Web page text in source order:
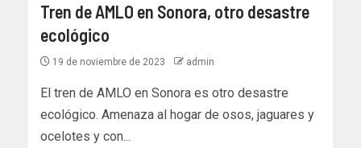
Tren de AMLO en Sonora, otro desastre
ecológico
19 de noviembre de 2023 admin
El tren de AMLO en Sonora es otro desastre
ecológico. Amenaza al hogar de osos, jaguares y
ocelotes y con...